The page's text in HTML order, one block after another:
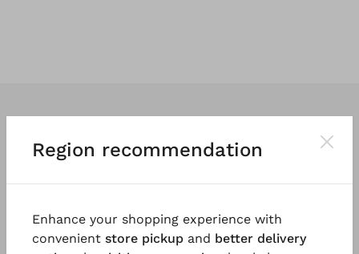
und einzigartig wie die Menschen, die
Region recommendation
Enhance your shopping experience with
convenient store pickup and better delivery